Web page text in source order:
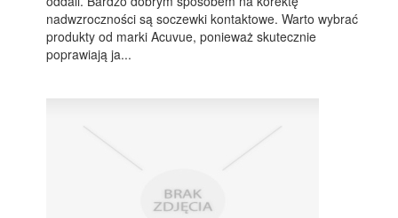
nadwzroczności są soczewki kontaktowe. Warto wybrać
produkty od marki Acuvue, ponieważ skutecznie
poprawiają ja...